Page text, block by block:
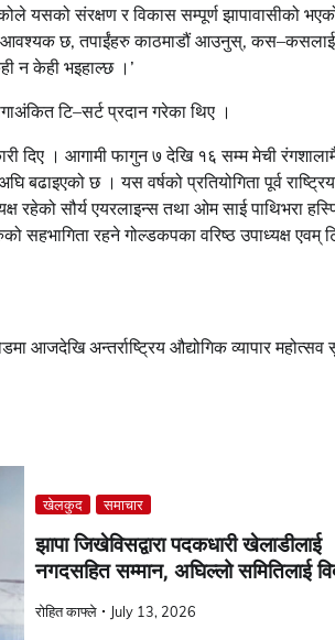
यसको संरक्षण र विकास सम्पूर्ण झापावासीको
आवश्यक छ, तपाईंहरु काठमाडौं आउनुस्, कस–कसलाई
न केही भइहाल्छ ।’
टि–सर्ट प्रदान गरेका थिए ।
दिए । आगामी फागुन ७ देखि १६ सम्म मेची
बढाइएको छ । यस वर्षको प्रतियोगिता पूर्व राष्ट्रिय
रहेको सौर्य एयरलाइन्स तथा ओम साई पाथिभरा
सहभागिता रहने गोल्डकपका वरिष्ठ उपाध्यक्ष एवम्
आजदेखि अन्तर्राष्ट्रिय औद्योगिक व्यापार
खेलकुद समाचार
झापा जिखेविसद्वारा पदकधारी खेलाडीलाई
नगदसहित सम्मान, अघिल्लो समितिलाई
रोहित काफ्ले July 13, 2026